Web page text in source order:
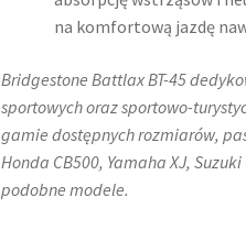
na komfortową jazdę
Bridgestone Battlax BT-45
sportowych oraz sportowo-
gamie dostępnych rozmiarów,
Honda CB500, Yamaha XJ,
podobne modele.